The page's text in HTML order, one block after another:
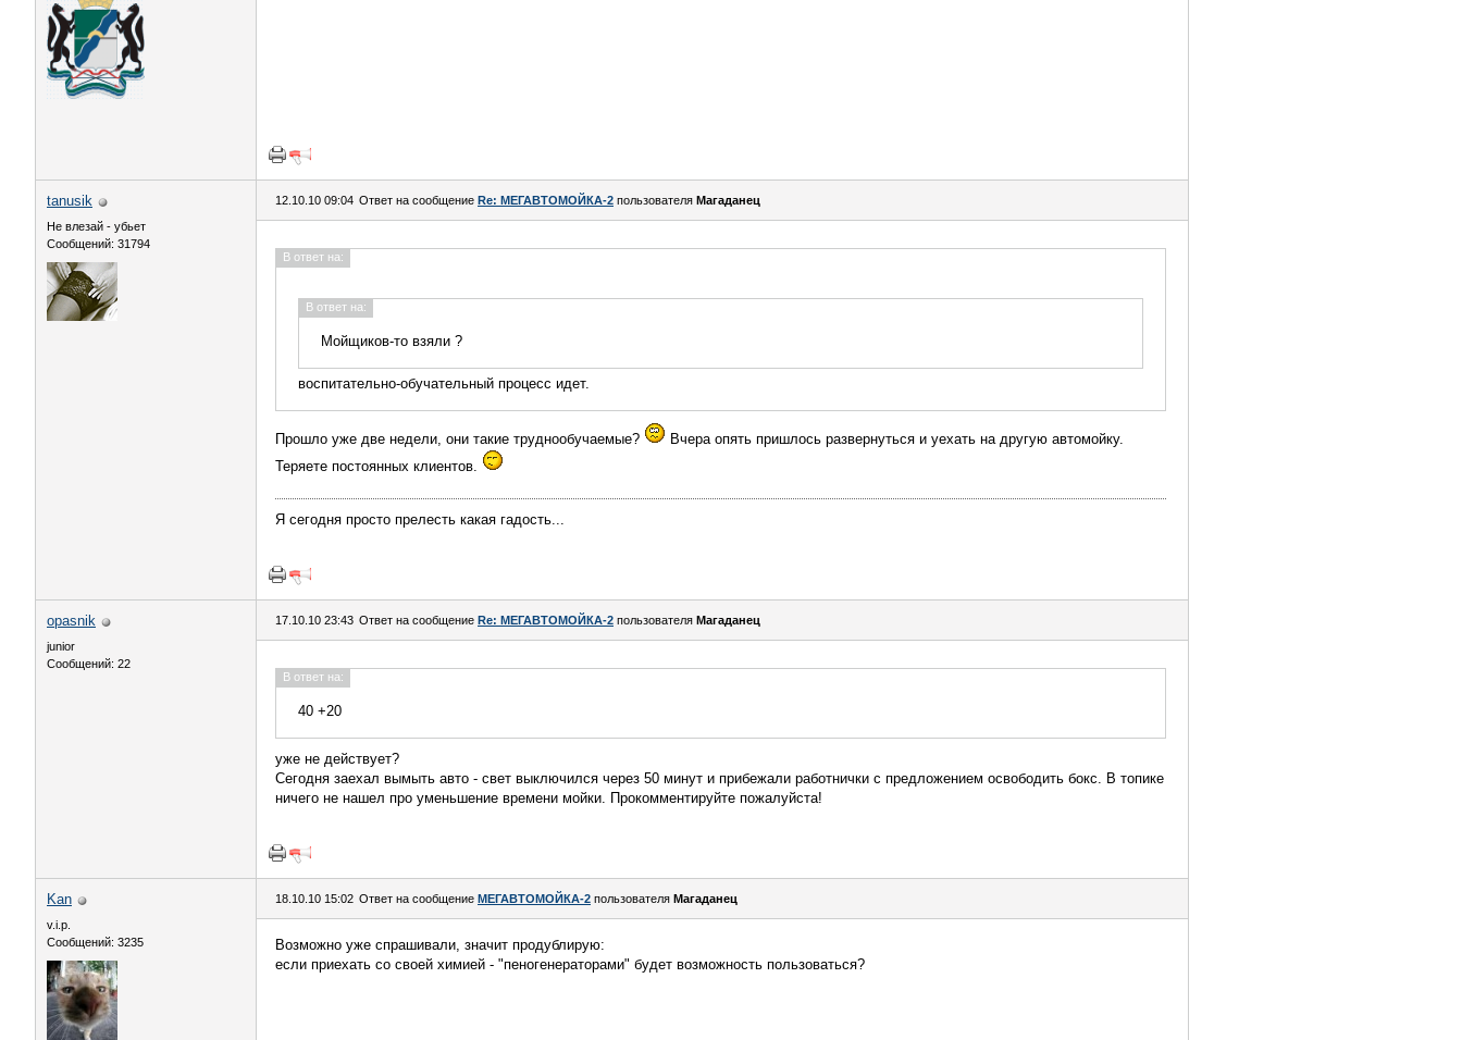
tanusik
Не влезай - убьет
Сообщений: 31794
12.10.10 09:04 Ответ на сообщение Re: МЕГАВТОМОЙКА-2 пользователя Магаданец
В ответ на:
В ответ на:
Мойщиков-то взяли ?
воспитательно-обучательный процесс идет.
Прошло уже две недели, они такие труднообучаемые?
Вчера опять пришлось развернуться и уехать на другую автомойку.
Теряете постоянных клиентов.
Я сегодня просто прелесть какая гадость...
opasnik
junior
Сообщений: 22
17.10.10 23:43 Ответ на сообщение Re: МЕГАВТОМОЙКА-2 пользователя Магаданец
В ответ на:
40 +20
уже не действует?
Сегодня заехал вымыть авто - свет выключился через 50 минут и прибежали работнички с предложением освободить бокс. В топике
ничего не нашел про уменьшение времени мойки. Прокомментируйте пожалуйста!
Kan
v.i.p.
Сообщений: 3235
18.10.10 15:02 Ответ на сообщение МЕГАВТОМОЙКА-2 пользователя Магаданец
Возможно уже спрашивали, значит продублирую:
если приехать со своей химией - "пеногенераторами" будет возможность пользоваться?